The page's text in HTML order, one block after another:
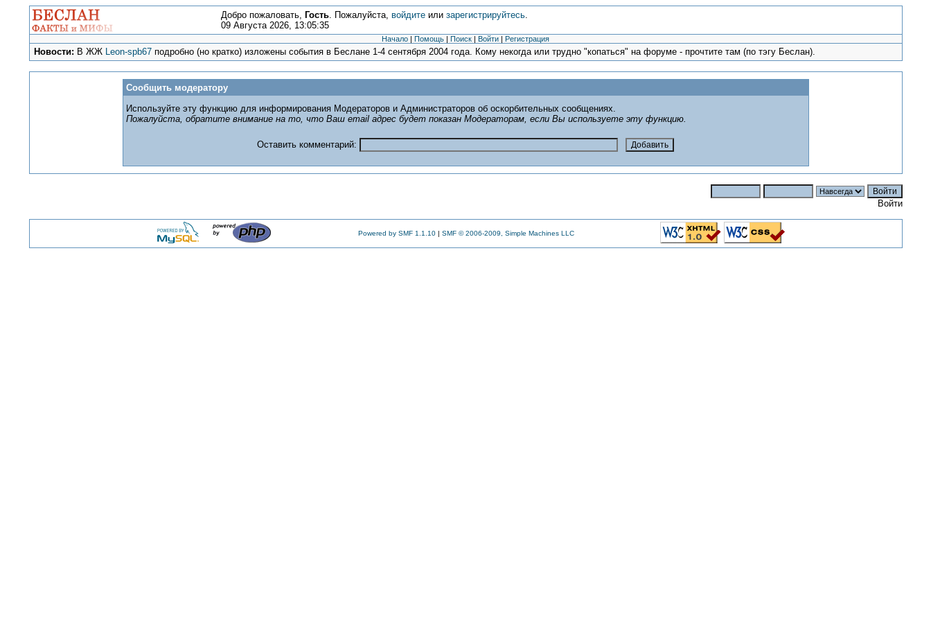
Добро пожаловать, Гость. Пожалуйста, войдитеили зарегистрируйтесь.
09 Августа 2026, 13:05:35
Начало | Помощь | Поиск | Войти | Регистрация
Новости: В ЖЖ Leon-spb67 подробно (но кратко) изложены события в Беслане 1-4 сентября 2004 года. Кому некогда или трудно "копаться" на форуме - прочтите там (по тэгу Беслан).
Сообщить модератору
Используйте эту функцию для информирования Модераторов и Администраторов об оскорбительных сообщениях.
Пожалуйста, обратите внимание на то, что Ваш email адрес будет показан Модераторам, если Вы используете эту функцию.
Оставить комментарий:
Войти
Powered by SMF 1.1.10| SMF © 2006-2009, Simple Machines LLC